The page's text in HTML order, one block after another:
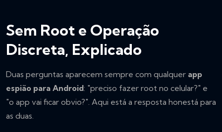
Sem Root e Operação
Discreta, Explicado
Duas perguntas aparecem sempre com qualquer app
espião para Android: "preciso fazer root no celular?" e
"o app vai ficar obvio?". Aqui está a resposta honestá para
as duas.